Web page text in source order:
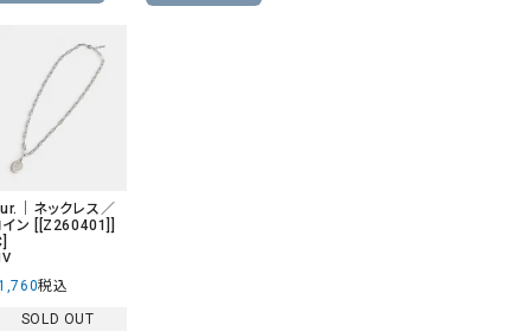
｜ネックレス／
イン [[Z260401]]
税込
SOLD OUT